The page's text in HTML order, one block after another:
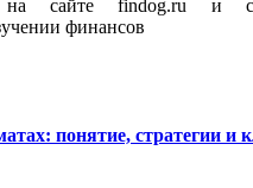
сайте findog.ru и
финансов
понятие, стратегии и